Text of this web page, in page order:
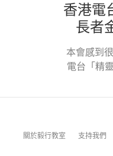
香港電
長者
本會感到
電台「精
關於毅行教室 支持我們